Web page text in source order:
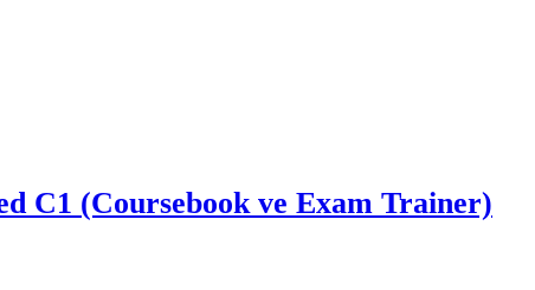
C1 (Coursebook ve Exam Trainer)